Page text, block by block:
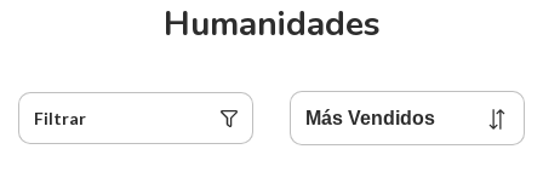
Humanidades
Filtrar